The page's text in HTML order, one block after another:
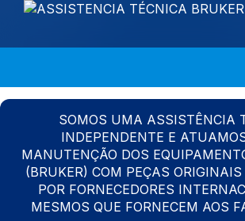
SOMOS UMA ASSISTÊNCIA
INDEPENDENTE E
MANUTENÇÃO DOS
(BRUKER) COM PEÇAS
POR FORNECEDORES
MESMOS QUE FORNECEM AOS